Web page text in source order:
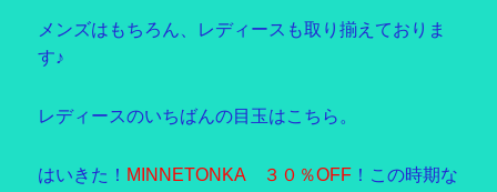
メンズはもちろん、レディースも取り揃えておりま
す♪
レディースのいちばんの目玉はこちら。
はいきた！ MINNETONKA ３０％OFF ！この時期な